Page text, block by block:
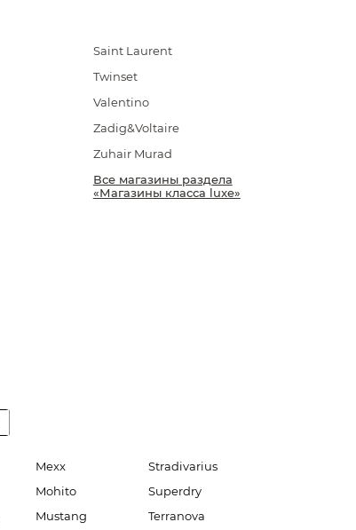
Saint Laurent
Twinset
Valentino
Zadig&Voltaire
Zuhair Murad
Все магазины раздела
«Магазины класса luxe»
Mexx
Mohito
Mustang
Stradivarius
Superdry
Terranova